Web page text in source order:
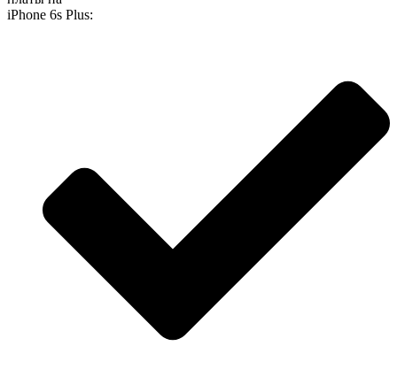
iPhone 6s Plus: